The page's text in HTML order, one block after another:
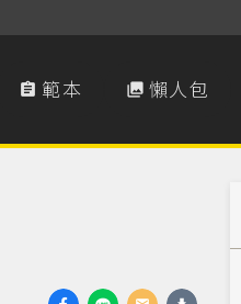
 範本  懶人包